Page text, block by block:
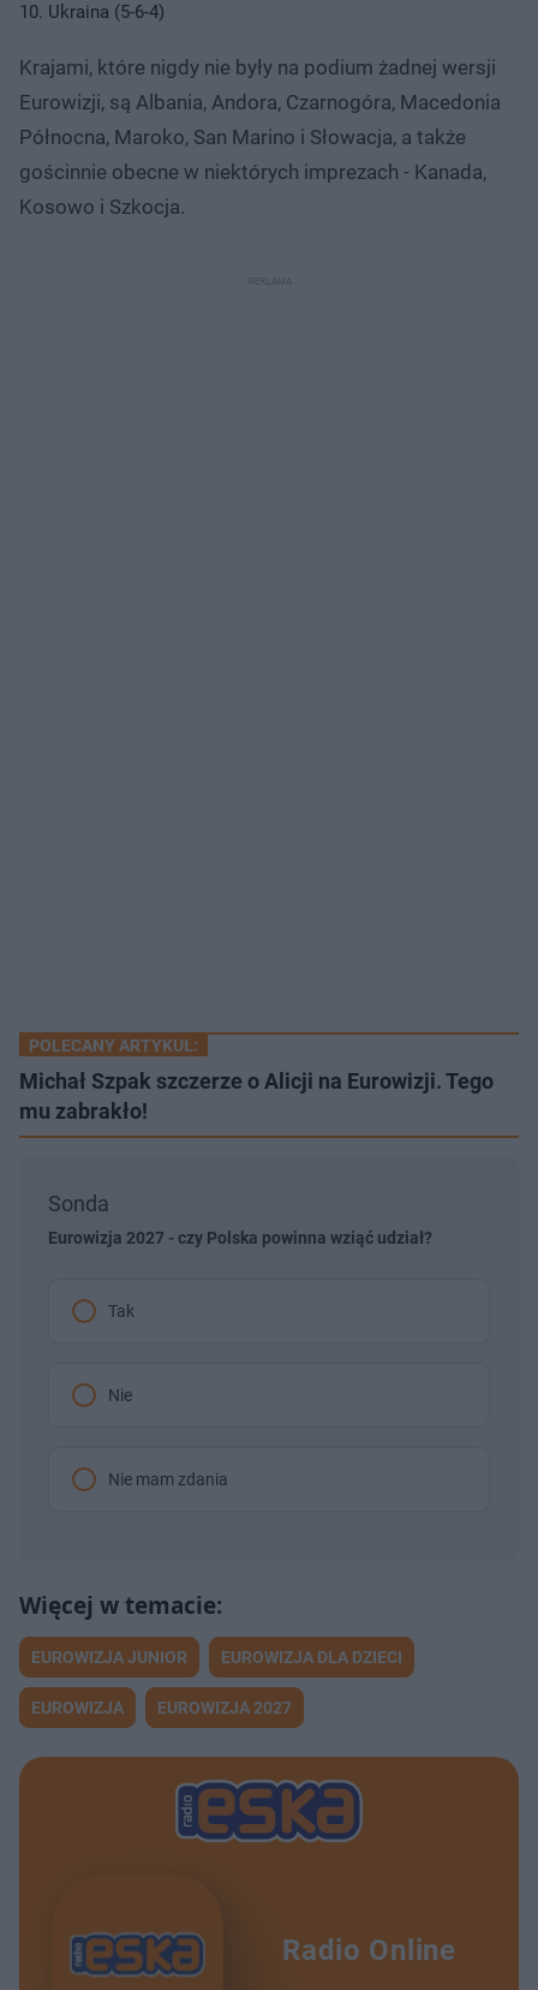
Ukraina (5-6-4)
Krajami, które nigdy nie były na podium żadnej wersji
Eurowizji, są Albania, Andora, Czarnogóra, Macedonia
Północna, Maroko, San Marino i Słowacja, a także
gościnnie obecne w niektórych imprezach - Kanada,
Kosowo i Szkocja.
POLECANY ARTYKUŁ:
Michał Szpak szczerze o Alicji na Eurowizji. Tego
mu zabrakło!
Sonda
Eurowizja 2027 - czy Polska powinna wziąć udział?
Tak
Nie
Nie mam zdania
EUROWIZJA JUNIOR EUROWIZJA DLA DZIECI
EUROWIZJA EUROWIZJA 2027
Radio Online